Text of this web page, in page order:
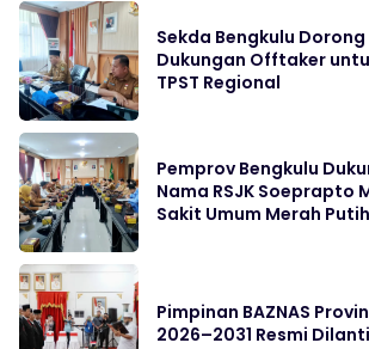
Sekda Bengkulu
Dukungan Offtaker
TPST Regional
Pemprov Bengkulu
Nama RSJK Soeprapto
Sakit Umum Merah Putih
Pimpinan BAZNAS
2026–2031 Resmi